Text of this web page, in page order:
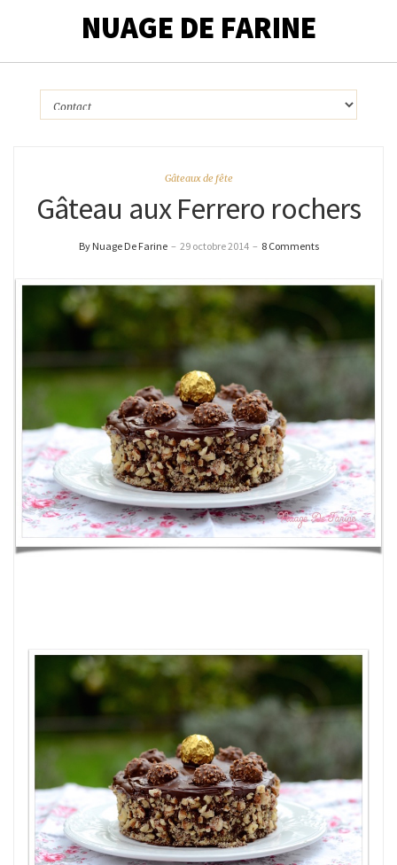
NUAGE DE FARINE
Gâteaux de fête
Gâteau aux Ferrero rochers
By Nuage De Farine – 29 octobre 2014 – 8 Comments